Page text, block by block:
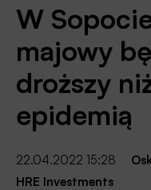
W
majowy
droższy
epidemią
22.04.2022 15:28
HRE Investments